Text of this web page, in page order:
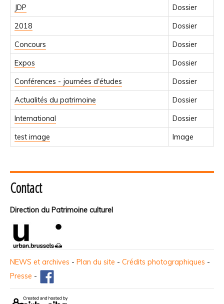
JDP Dossier
2018 Dossier
Concours Dossier
Expos Dossier
Conférences - journées d'études Dossier
Actualités du patrimoine Dossier
International Dossier
test image Image
Contact
Direction du Patrimoine culturel
NEWS et archives - Plan du site - Crédits photographiques -
Presse -